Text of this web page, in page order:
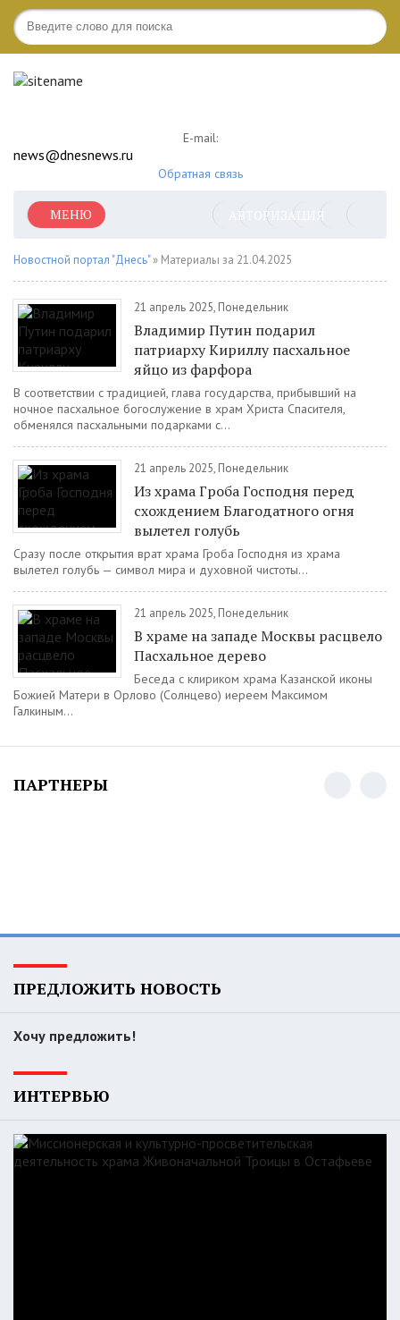
E-mail:
news@dnesnews.ru
Обратная связь
АВТОРИЗАЦИЯ
МЕНЮ
Новостной портал "Днесь"» Материалы за 21.04.2025
21 апрель 2025, Понедельник
Владимир Путин подарил
патриарху Кириллу пасхальное
яйцо из фарфора
В соответствии с традицией, глава государства, прибывший на
ночное пасхальное богослужение в храм Христа Спасителя,
обменялся пасхальными подарками с...
21 апрель 2025, Понедельник
Из храма Гроба Господня перед
схождением Благодатного огня
вылетел голубь
Сразу после открытия врат храма Гроба Господня из храма
вылетел голубь — символ мира и духовной чистоты...
21 апрель 2025, Понедельник
В храме на западе Москвы расцвело
Пасхальное дерево
Беседа с клириком храма Казанской иконы
Божией Матери в Орлово (Солнцево) иереем Максимом
Галкиным...
ПАРТНЕРЫ
ПРЕДЛОЖИТЬ НОВОСТЬ
Хочу предложить!
ИНТЕРВЬЮ